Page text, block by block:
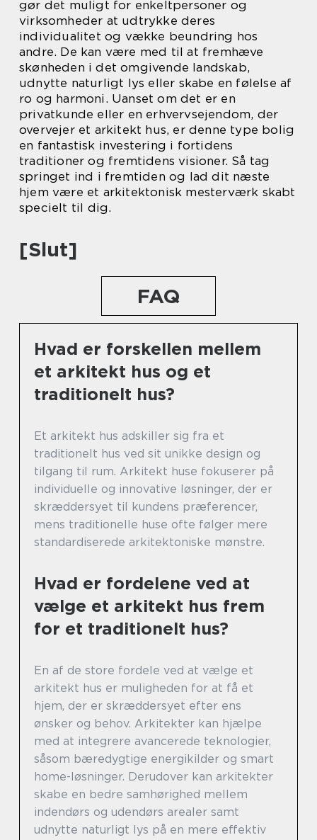
gør det muligt for enkeltpersoner og
virksomheder at udtrykke deres
individualitet og vække beundring hos
andre. De kan være med til at fremhæve
skønheden i det omgivende landskab,
udnytte naturligt lys eller skabe en følelse af
ro og harmoni. Uanset om det er en
privatkunde eller en erhvervsejendom, der
overvejer et arkitekt hus, er denne type bolig
en fantastisk investering i fortidens
traditioner og fremtidens visioner. Så tag
springet ind i fremtiden og lad dit næste
hjem være et arkitektonisk mesterværk skabt
specielt til dig.
[Slut]
FAQ
Hvad er forskellen mellem
et arkitekt hus og et
traditionelt hus?
Et arkitekt hus adskiller sig fra et
traditionelt hus ved sit unikke design og
tilgang til rum. Arkitekt huse fokuserer på
individuelle og innovative løsninger, der er
skræddersyet til kundens præferencer,
mens traditionelle huse ofte følger mere
standardiserede arkitektoniske mønstre.
Hvad er fordelene ved at
vælge et arkitekt hus frem
for et traditionelt hus?
En af de store fordele ved at vælge et
arkitekt hus er muligheden for at få et
hjem, der er skræddersyet efter ens
ønsker og behov. Arkitekter kan hjælpe
med at integrere avancerede teknologier,
såsom bæredygtige energikilder og smart
home-løsninger. Derudover kan arkitekter
skabe en bedre samhørighed mellem
indendørs og udendørs arealer samt
udnytte naturligt lys på en mere effektiv